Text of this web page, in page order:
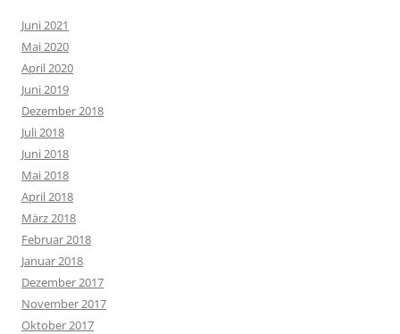
Juni 2021
Mai 2020
April 2020
Juni 2019
Dezember 2018
Juli 2018
Juni 2018
Mai 2018
April 2018
März 2018
Februar 2018
Januar 2018
Dezember 2017
November 2017
Oktober 2017